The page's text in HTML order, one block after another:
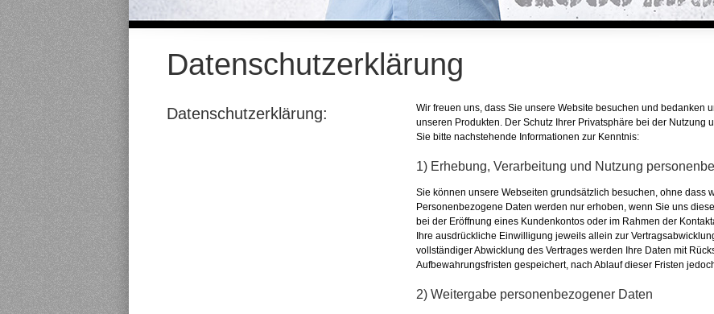
Datenschutzerklärung
Datenschutzerklärung:
Wir freuen uns, dass Sie unsere Website besuchen und bedanken
unseren Produkten. Der Schutz Ihrer Privatsphäre bei der Nutzung
Sie bitte nachstehende Informationen zur Kenntnis:
1) Erhebung, Verarbeitung und Nutzung
Sie können unsere Webseiten grundsätzlich besuchen, ohne dass
Personenbezogene Daten werden nur erhoben, wenn Sie uns
bei der Eröffnung eines Kundenkontos oder im Rahmen der
Ihre ausdrückliche Einwilligung jeweils allein zur
vollständiger Abwicklung des Vertrages werden Ihre Daten mit
Aufbewahrungsfristen gespeichert, nach Ablauf dieser Fristen
2) Weitergabe personenbezogener Daten